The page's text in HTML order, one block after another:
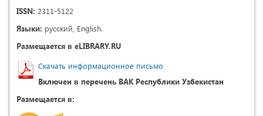
ISSN: 2311-5122
Языки: русский, English.
Размещается в eLIBRARY.RU
Скачать информационное письмо
Включен в перечень ВАК Республики Узбекистан
Размещается в: